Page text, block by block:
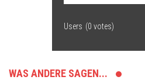
Users (0 votes)
WAS ANDERE SAGEN...